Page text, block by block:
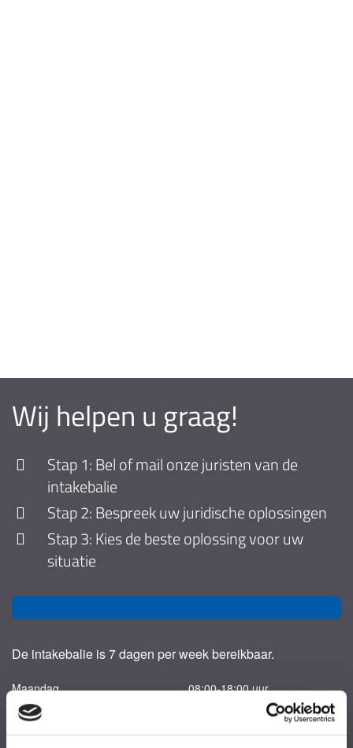
Wij helpen u graag!
Stap 1: Bel of mail onze juristen van de
intakebalie
Stap 2: Bespreek uw juridische oplossingen
Stap 3: Kies de beste oplossing voor uw
situatie
De intakebalie is 7 dagen per week bereikbaar.
Maandag
Dinsdag
Woensdag
Donderdag
08:00-18:00 uur
08:00-18:00 uur
08:00-18:00 uur
08:00-18:00 uur